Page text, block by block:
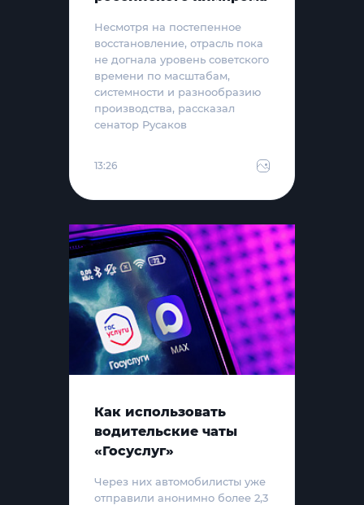
Несмотря на постепенное
восстановление, отрасль пока
не догнала уровень советского
времени по масштабам,
системности и разнообразию
производства, рассказал
сенатор Русаков
13:26
Как использовать
водительские чаты
«Госуслуг»
Через них автомобилисты уже
отправили анонимно более 2,3